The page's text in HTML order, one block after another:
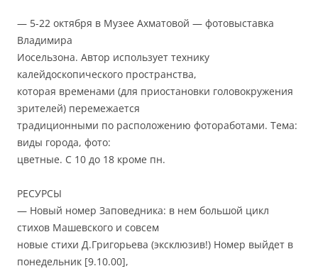
— 5-22 октября в Музее Ахматовой — фотовыставка
Владимира
Иосельзона. Автор использует технику
калейдоскопического пространства,
которая временами (для приостановки головокружения
зрителей) перемежается
традиционными по расположению фотоработами. Тема:
виды города, фото:
цветные. С 10 до 18 кроме пн.
РЕСУРСЫ
— Новый номер Заповедника: в нем большой цикл
стихов Машевского и совсем
новые стихи Д.Григорьева (эксклюзив!) Номер выйдет в
понедельник [9.10.00],